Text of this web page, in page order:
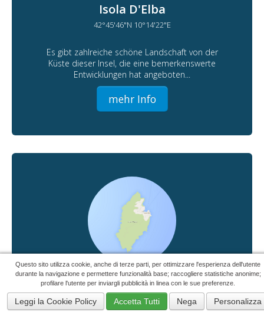
Isola D'Elba
42°45'46"N 10°14'22"E
Es gibt zahlreiche schöne Landschaft von der
Küste dieser Insel, die eine bemerkenswerte
Entwicklungen hat angeboten...
mehr Info
Isola di Capraia
43°03'00"N 9°51'00"E
Questo sito utilizza cookie, anche di terze parti, per ottimizzare l'esperienza dell'utente
durante la navigazione e permettere funzionalità base; raccogliere statistiche anonime;
profilare l'utente per inviargli pubblicità in linea con le sue preferenze.
Leggi la Cookie Policy Accetta Tutti Nega Personalizza